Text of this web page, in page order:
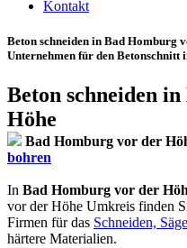
Kontakt
Beton schneiden in Bad Homburg
Unternehmen für den
Beton schneiden
Höhe
Bad Homburg vor der
bohren
In Bad Homburg vor der
vor der Höhe Umkreis finden
Firmen für das Schneiden,
härtere Materialien.